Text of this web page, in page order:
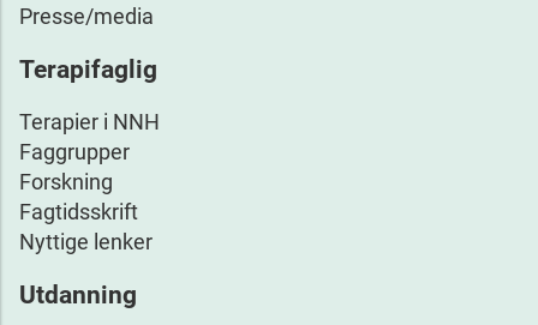
Presse/media
Terapifaglig
Terapier i NNH
Faggrupper
Forskning
Fagtidsskrift
Nyttige lenker
Utdanning